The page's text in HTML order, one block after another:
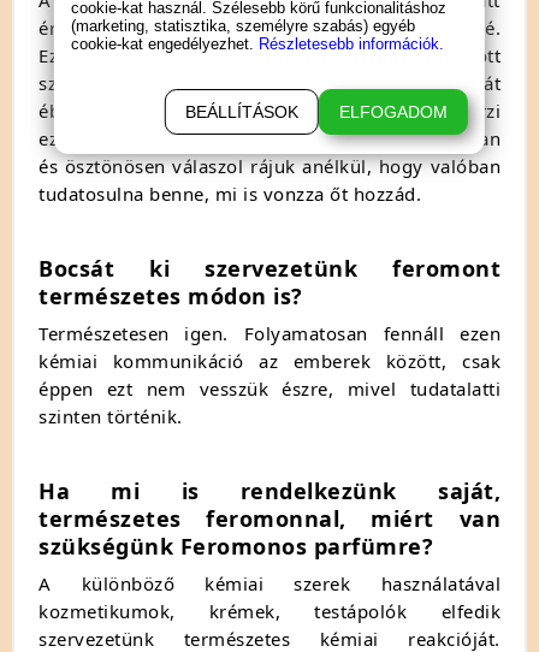
érezhető jeleket közvetítenek az ellenkező nem felé.
Ez a kémiai inger természetes vonzódást, fokozott
szexuális vágyat, és a törődés, gondoskodás vágyát
ébreszti fel. Amikor egy hölgy illetve férfi megérzi
ezeket a hormonális-vegyi, jeleket automatikusan
és ösztönösen válaszol rájuk anélkül, hogy valóban
tudatosulna benne, mi is vonzza őt hozzád.
Bocsát ki szervezetünk feromont
természetes módon is?
Természetesen igen. Folyamatosan fennáll ezen
kémiai kommunikáció az emberek között, csak
éppen ezt nem vesszük észre, mivel tudatalatti
szinten történik.
Ha mi is rendelkezünk saját,
természetes feromonnal, miért van
szükségünk Feromonos parfümre?
A különböző kémiai szerek használatával
kozmetikumok, krémek, testápolók elfedik
szervezetünk természetes kémiai reakcióját.
cookie-kat használ. Szélesebb körű funkcionalitáshoz
(marketing, statisztika, személyre szabás) egyéb
cookie-kat engedélyezhet. Részletesebb információk.
BEÁLLÍTÁSOK ELFOGADOM